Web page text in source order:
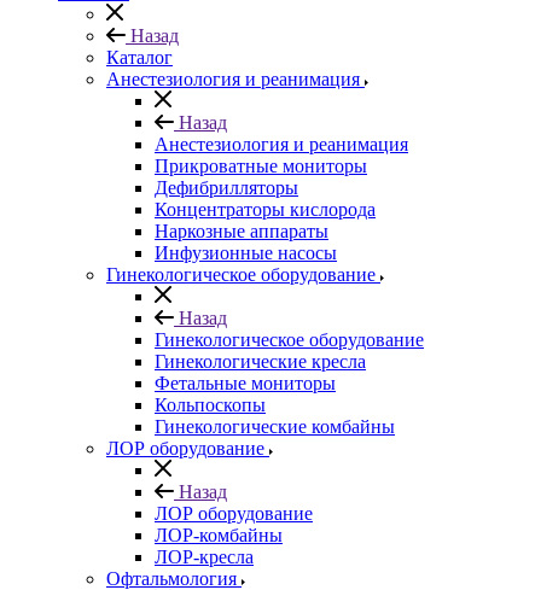
Назад
Каталог
Анестезиология и реанимация
Назад
Анестезиология и реанимация
Прикроватные мониторы
Дефибрилляторы
Концентраторы кислорода
Наркозные аппараты
Инфузионные насосы
Гинекологическое оборудование
Назад
Гинекологическое оборудование
Гинекологические кресла
Фетальные мониторы
Кольпоскопы
Гинекологические комбайны
ЛОР оборудование
Назад
ЛОР оборудование
ЛОР-комбайны
ЛОР-кресла
Офтальмология